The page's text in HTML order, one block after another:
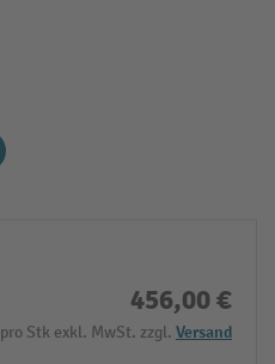
456,00 €
pro Stk exkl. MwSt. zzgl. Versand